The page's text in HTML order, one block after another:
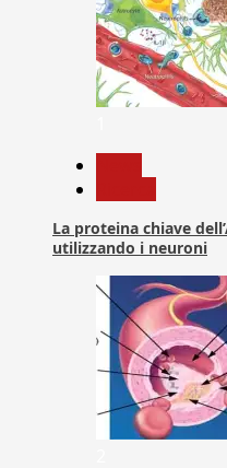
La proteina chiave
utilizzando i neuroni